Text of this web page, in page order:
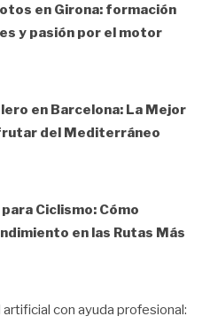
en Girona: formación
y pasión por el motor
en Barcelona: La Mejor
del Mediterráneo
Ciclismo: Cómo
en las Rutas Más
artificial con ayuda profesional: